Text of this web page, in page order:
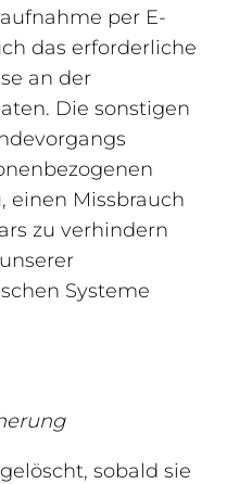
per E-
das erforderliche
an der
Die sonstigen
einen Missbrauch
zu verhindern
Systeme
sobald sie